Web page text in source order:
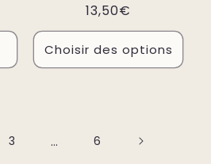
Prix
habituel
13,50€
Choisir des options
3 … 6